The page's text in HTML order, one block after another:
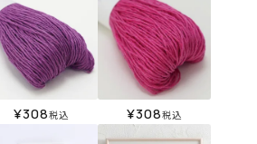
¥308税込 ¥308税込